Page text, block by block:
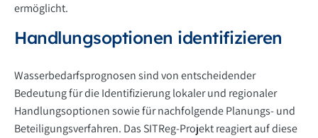
ermöglicht.
Handlungsoptionen identifizieren
Wasserbedarfsprognosen sind von entscheidender
Bedeutung für die Identifizierung lokaler und regionaler
Handlungsoptionen sowie für nachfolgende Planungs- und
Beteiligungsverfahren. Das SITReg-Projekt reagiert auf diese